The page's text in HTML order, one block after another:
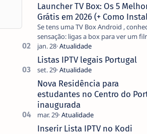
Launcher TV Box: Os 5
Grátis em 2026 (+ Como
Se tens uma TV Box Android ,
sensação: ligas a box para ver um
o ecrã inicial está coberto de
que não pediste, ban…
Listas IPTV legais Portugal
Nova Residência para
estudantes no Centro do
inaugurada
Inserir Lista IPTV no Kodi